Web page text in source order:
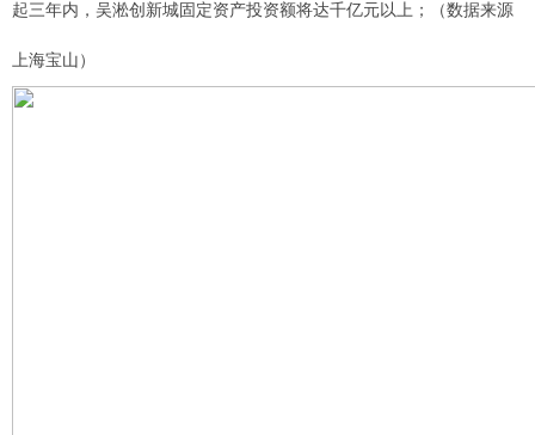
起三年内，吴淞创新城固定资产投资额将达千亿元以上；（数据来源
上海宝山）